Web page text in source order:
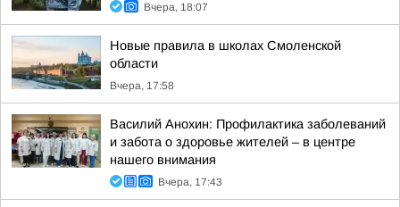
Вчера, 18:07
Новые правила в школах Смоленской
области
Вчера, 17:58
Василий Анохин: Профилактика заболеваний
и забота о здоровье жителей – в центре
нашего внимания
Вчера, 17:43